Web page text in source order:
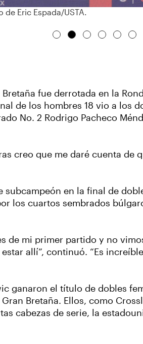
de Eric Espada/USTA.
fue derrotada en la
de los hombres 18 vio a los
No. 2 Rodrigo Pacheco
creo que me daré cuenta de
en la final de
los cuartos sembrados
de mi primer partido y no
allí”, continuó. “Es
ganaron el título de dobles
Bretaña. Ellos, como
cabezas de serie, la